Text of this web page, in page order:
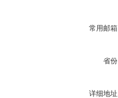
常用邮
省
详细地